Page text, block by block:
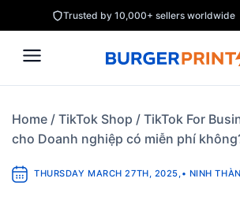
to
content
Trusted by 10,000+ sellers worldwide
Home / TikTok Shop / TikTok For
cho Doanh nghiệp có miễn phí
THURSDAY MARCH 27TH, 2025,• NINH